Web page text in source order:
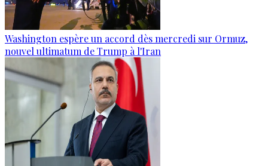
Washington espère un accord dès mercredi sur Ormuz,
nouvel ultimatum de Trump à l'Iran